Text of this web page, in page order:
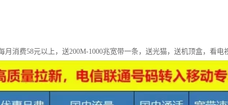
月消费58元以上，送200M-1000兆宽带一条，送光猫，送机顶盒，看电